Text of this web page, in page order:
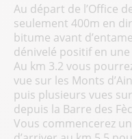
Au départ de l’Office
seulement 400m en
bitume avant
dénivelé positif en une
Au km 3.2 vous
vue sur les Monts
puis plusieurs vues
depuis la Barre des
Vous commencerez